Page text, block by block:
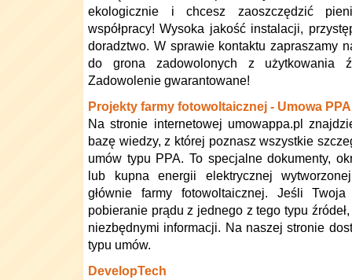
ekologicznie i chcesz zaoszczędzić
współpracy! Wysoka jakość instalacji,
doradztwo. W sprawie kontaktu zapraszamy
do grona zadowolonych z użytkowania
Zadowolenie gwarantowane!
Projekty farmy fotowoltaicznej - Umowa PPA
Na stronie internetowej umowappa.pl
bazę wiedzy, z której poznasz wszystkie
umów typu PPA. To specjalne dokumenty,
lub kupna energii elektrycznej
głównie farmy fotowoltaicznej. Jeśli
pobieranie prądu z jednego z tego typu
niezbędnymi informacji. Na naszej stronie
typu umów.
DevelopTech